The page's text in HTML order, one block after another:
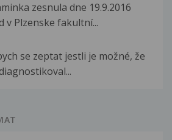
zesnula dne 19.9.2016
v Plzenske fakultní...
se zeptat jestli je možné, že